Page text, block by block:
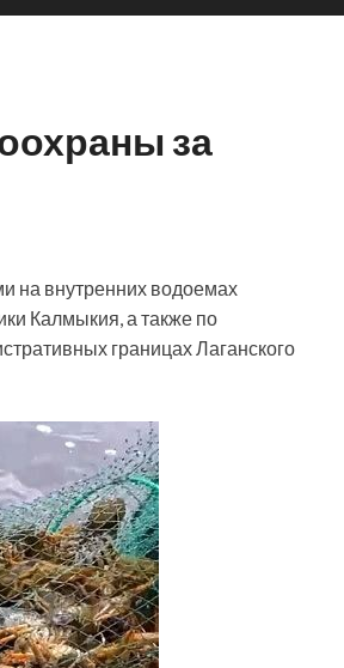
за
на внутренних водоемах
Калмыкия, а также по
границах Лаганского